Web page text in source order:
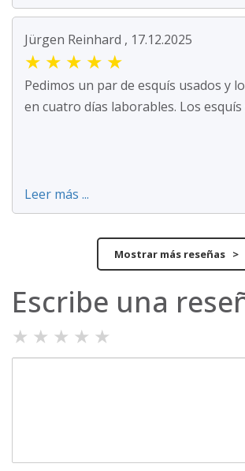
Jürgen Reinhard , 17.12.2025
★ ★ ★ ★ ★
Pedimos un par de esquís usados y
en cuatro días laborables. Los esquís
Leer más ...
Mostrar más reseñas >
Escribe una
★ ★ ★ ★ ★